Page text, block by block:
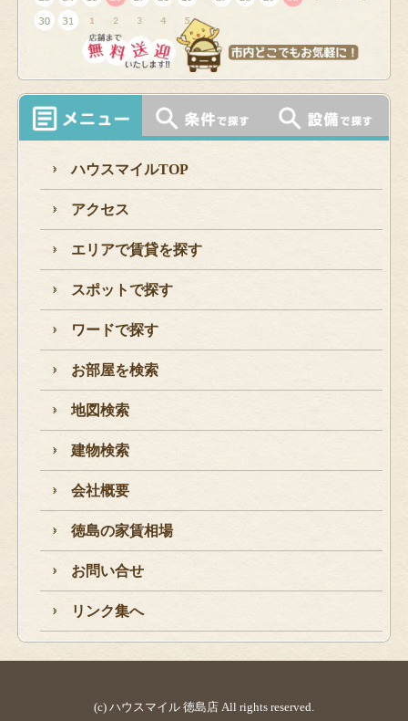
ハウスマイルTOP
アクセス
エリアで賃貸を探す
スポットで探す
ワードで探す
お部屋を検索
地図検索
建物検索
会社概要
徳島の家賃相場
お問い合せ
リンク集へ
(c) ハウスマイル 徳島店 All rights reserved.